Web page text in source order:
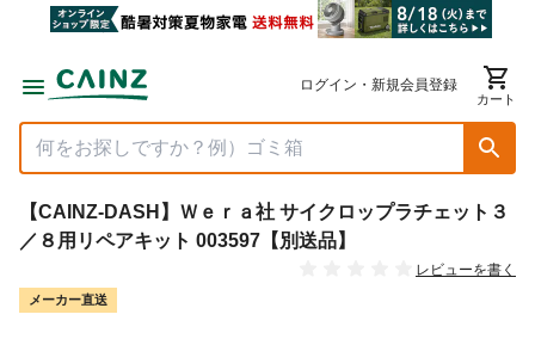
ログイン・新規会員登録
カート
【CAINZ-DASH】Ｗｅｒａ社 サイクロップラチェット３
／８用リペアキット 003597【別送品】
レビューを書く
メーカー直送